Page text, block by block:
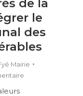
de la
le
des
Mairie